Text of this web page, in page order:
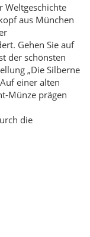
Weltgeschichte
aus München
Gehen Sie auf
der schönsten
„Die Silberne
einer alten
Münze prägen
die